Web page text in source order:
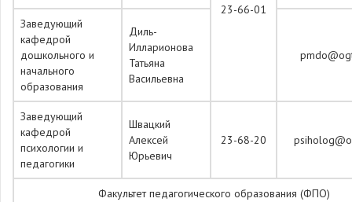
23-66-01
Заведующий
кафедрой
дошкольного и
начального
образования
Диль-
Илларионова
Татьяна
Васильевна
Заведующий
кафедрой
психологии и
педагогики
Швацкий
Алексей
Юрьевич
23-68-20
Факультет педагогического образования (ФПО)